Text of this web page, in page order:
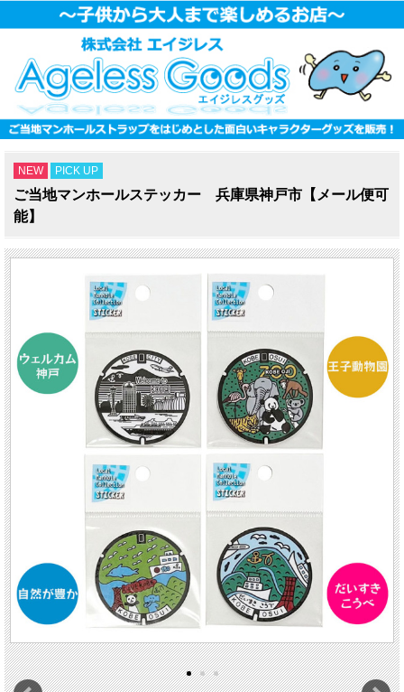
NEW PICK UP
ご当地マンホールステッカー 兵庫県神戸市【メール便可
能】